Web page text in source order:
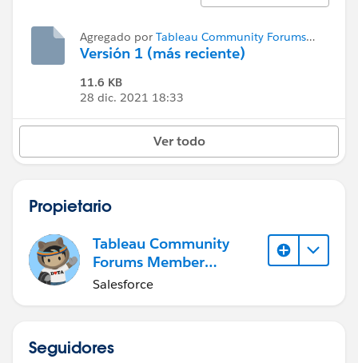
Agregado por Tableau Community Forums
Member (Inactive)
Versión 1 (más reciente)
11.6 KB
28 dic. 2021 18:33
Ver todo
Propietario
Tableau Community
Forums Member
(Inactive)
Salesforce
Seguidores